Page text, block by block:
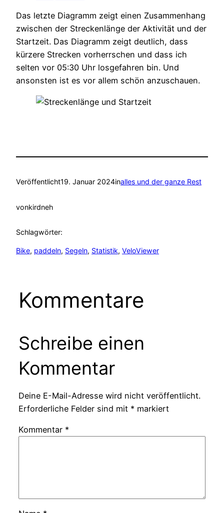
Das letzte Diagramm zeigt einen Zusammenhang
zwischen der Streckenlänge der Aktivität und der
Startzeit. Das Diagramm zeigt deutlich, dass
kürzere Strecken vorherrschen und dass ich
selten vor 05:30 Uhr losgefahren bin. Und
ansonsten ist es vor allem schön anzuschauen.
Veröffentlicht19. Januar 2024inalles und der ganze Rest
vonkirdneh
Schlagwörter:
Bike, paddeln, Segeln, Statistik, VeloViewer
Kommentare
Schreibe einen
Kommentar
Deine E-Mail-Adresse wird nicht veröffentlicht.
Erforderliche Felder sind mit * markiert
Kommentar *